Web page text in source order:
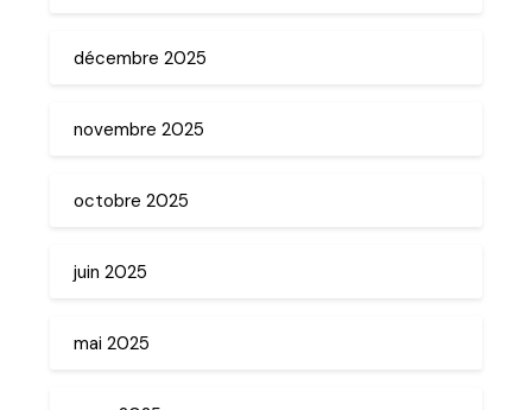
décembre 2025
novembre 2025
octobre 2025
juin 2025
mai 2025